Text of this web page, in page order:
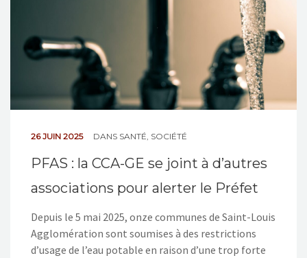
26 JUIN 2025 DANS SANTÉ, SOCIÉTÉ
PFAS : la CCA-GE se joint à d’autres
associations pour alerter le Préfet
Depuis le 5 mai 2025, onze communes de Saint-Louis
Agglomération sont soumises à des restrictions
d’usage de l’eau potable en raison d’une trop forte